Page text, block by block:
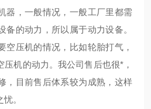
器，一般情况，一般工厂里都需
备的动力，所以属于动力设备。
空压机的情况，比如轮胎打气，
机的动力。我公司售后也很*，
，目前售后体系较为成熟，这样
。